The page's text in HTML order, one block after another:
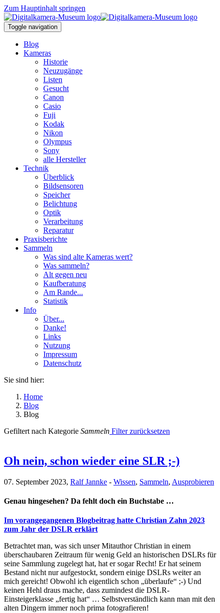
Zum Hauptinhalt springen
Toggle navigation
Blog
Kameras
Historie
Neuzugänge
Listen
Gesucht
Canon
Casio
Fuji
Kodak
Nikon
Olympus
Sony
alle Hersteller
Technik
Überblick
Bildsensoren
Speicher
Belichtung
Optik
Verarbeitung
Reparatur
Praxisberichte
Sammeln
Was sind alte Kameras wert?
Was sammeln?
Alt gegen neu
Kaufberatung
Am Rande...
Statistik
Info
Über...
Danke!
Links
Nutzung
Impressum
Datenschutz
Sie sind hier:
Home
Blog
Blog
Gefiltert nach Kategorie Sammeln Filter zurücksetzen
Oh nein, schon wieder eine SLR ;-)
07. September 2023, Ralf Jannke - Wissen, Sammeln, Ausprobieren
Genau hingesehen? Da fehlt doch ein Buchstabe …
Im vorangegangenen Blogbeitrag hatte Christian Zahn 2023
zum Jahr der DSLR erklärt
Betrachtet man, was sich unser Mitauthor Christian in einem
überschaubaren Zeitraum für wenig Geld an historischen DSLRs für
seine Sammlung zugelegt hat, hat er sogar Recht! Er hat seinem
Bestand nicht nur aufgestockt, sondern einige DSLRs weiter an
mich gereicht! Obwohl ich eigentlich schon „überlaufe“ ;-) Und
keinen Hehl draus mache, dass zumindest die DSLR-
Einsteigerklasse „fertig hat“ … Selbstverständlich kann man mit den
alten Dingern immer noch prima fotografieren!